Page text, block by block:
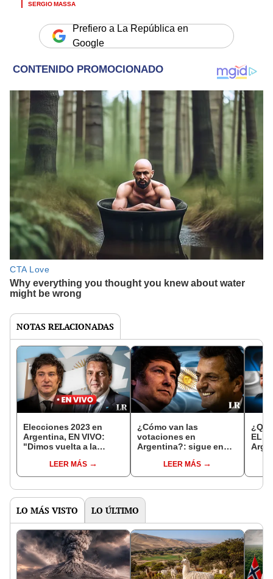
SERGIO MASSA
Prefiero a La República en
Google
NOTAS RELACIONADAS
Elecciones 2023 en
Argentina, EN VIVO:
"Dimos vuelta a la
en un discurso emotivo
LEER MÁS
¿Cómo van las
votaciones en
Argentina?: sigue en
balotaje entre Massa y
Milei
LEER MÁS
CNE
LO MÁS VISTO LO ÚLTIMO